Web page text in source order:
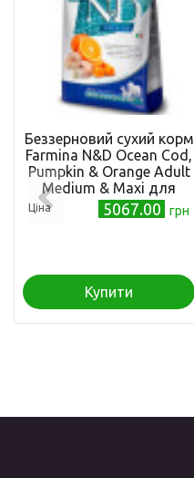
Беззерновий сухий корм
Farmina N&D Ocean Cod,
Pumpkin & Orange Adult
Medium & Maxi для
собак середніх і великих
порід, з тріскою та
Ціна 5067.00 грн
Купити